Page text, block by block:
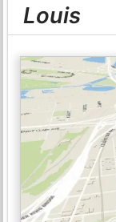
Louis